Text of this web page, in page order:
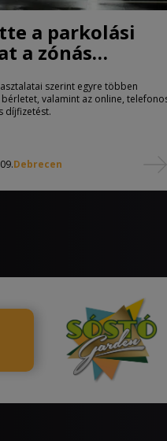
a parkolási
a zónás
Debrecenben
szerint egyre többen
valamint az online,
díjfizetést.
Debrecen